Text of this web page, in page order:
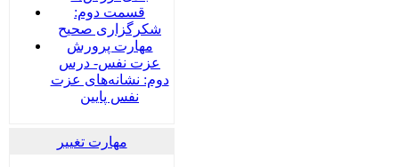
قسمت دوم:
شکرگزاری صحیح
مهارت پرورش
عزت نفس- درس
دوم: نشانه‌های عزت
نفس پایین
مهارت تغییر